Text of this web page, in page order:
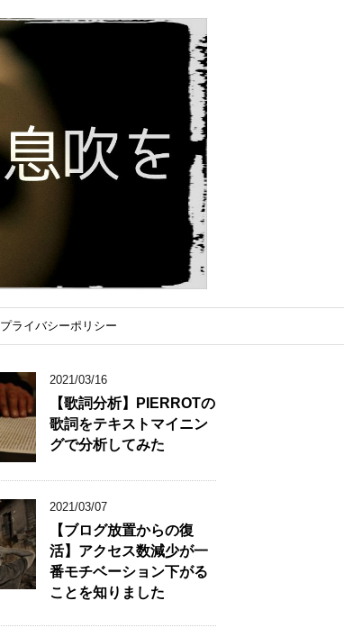
プライバシーポリシー
2021/03/16
【歌詞分析】PIERROTの
歌詞をテキストマイニン
グで分析してみた
2021/03/07
【ブログ放置からの復
活】アクセス数減少が一
番モチベーション下がる
ことを知りました